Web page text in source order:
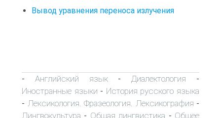
Вывод уравнения переноса излучения
- Английский язык- Диалектология -
Иностранные языки - История русского языка
- Лексикология. Фразеология. Лексикография -
Лингвокультура - Общая лингвистика - Общее